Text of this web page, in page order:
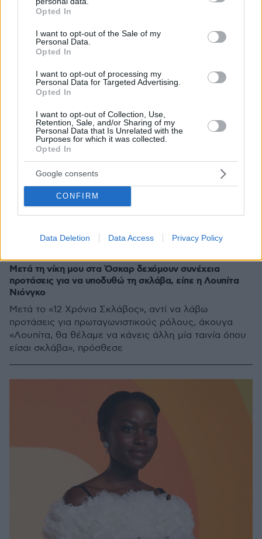
grant or deny consent to Google and its third-party tags to
use your data for below specified purposes in below Google
consent section.
Opted In
I want to opt-out of the Sale of my
Personal Data.
Opted In
I want to opt-out of processing my
Personal Data for Targeted Advertising.
Opted In
I want to opt-out of Collection, Use,
Retention, Sale, and/or Sharing of my
Personal Data that Is Unrelated with the
Purposes for which it was collected.
Opted In
Google consents
CONFIRM
Data Deletion Data Access Privacy Policy
Μετά τη νίκη μου στα Όσκαρ δεχόμουν συνέχεια
προτάσεις για να υποδυθώ τη σκλάβα, είπε η Λουπίτα
Νιόνγκο
Μετά το «12 Χρόνια Σκλάβος», αντί να λάβω
προτάσεις για πρωταγωνιστικούς ρόλους, άκουγα
«Λουπίτα, θα θέλαμε να κάνεις άλλη μία ταινία όπου
είσαι σκλάβα», πρόσθεσε